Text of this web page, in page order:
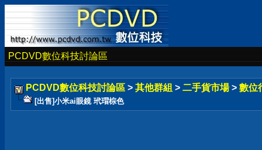
PCDVD數位科技討論區
PCDVD數位科技討論區 > 其他群組 > 二手貨市場 > 數位
[出售]小米ai眼鏡 玳瑁棕色